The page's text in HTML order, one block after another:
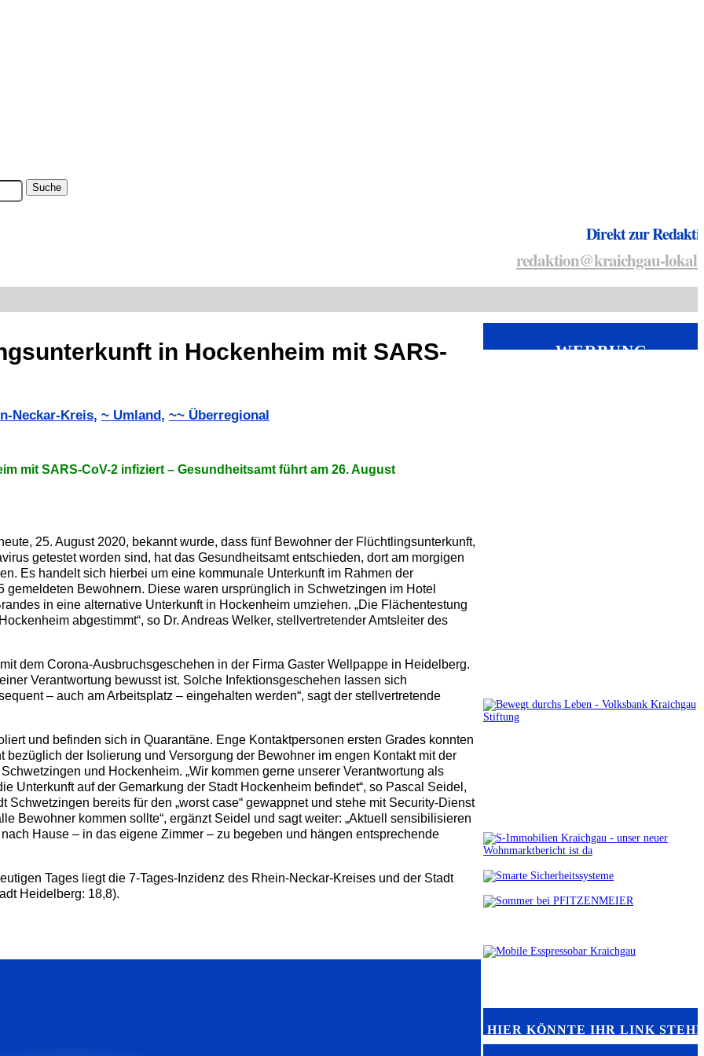
Direkt zur
redaktion@kraichgau-
in Hockenheim mit SARS-
Neckar-Kreis, ~ Umland , ~~ Überregional
mit SARS-CoV-2 infiziert – Gesundheitsamt führt am 26. August
25. August 2020, bekannt wurde, dass fünf Bewohner der Flüchtlingsunterkunft,
getestet worden sind, hat das Gesundheitsamt entschieden, dort am morgigen
Es handelt sich hierbei um eine kommunale Unterkunft im Rahmen der
Bewohnern. Diese waren ursprünglich in Schwetzingen im Hotel
in eine alternative Unterkunft in Hockenheim umziehen. „Die Flächentestung
abgestimmt“, so Dr. Andreas Welker, stellvertretender Amtsleiter des
dem Corona-Ausbruchsgeschehen in der Firma Gaster Wellpappe in Heidelberg.
Verantwortung bewusst ist. Solche Infektionsgeschehen lassen sich
– auch am Arbeitsplatz – eingehalten werden“, sagt der stellvertretende
und befinden sich in Quarantäne. Enge Kontaktpersonen ersten Grades konnten
der Isolierung und Versorgung der Bewohner im engen Kontakt mit der
und Hockenheim. „Wir kommen gerne unserer Verantwortung als
Unterkunft auf der Gemarkung der Stadt Hockenheim befindet“, so Pascal Seidel,
bereits für den „worst case“ gewappnet und stehe mit Security-Dienst
Bewohner kommen sollte“, ergänzt Seidel und sagt weiter: „Aktuell sensibilisieren
Hause – in das eigene Zimmer – zu begeben und hängen entsprechende
Tages liegt die 7-Tages-Inzidenz des Rhein-Neckar-Kreises und der Stadt
Heidelberg: 18,8).
WERBUNG
HIER KÖNNTE IHR LINK